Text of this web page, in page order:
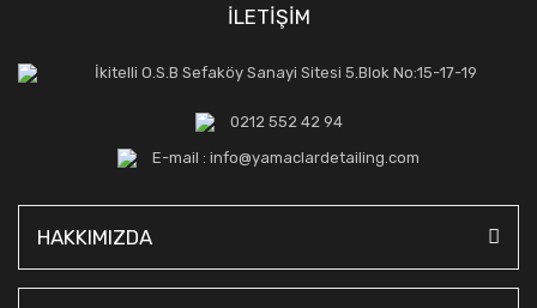
İLETİŞİM
İkitelli O.S.B Sefaköy Sanayi Sitesi 5.Blok No:15-17-19
0212 552 42 94
E-mail : info@yamaclardetailing.com
HAKKIMIZDA